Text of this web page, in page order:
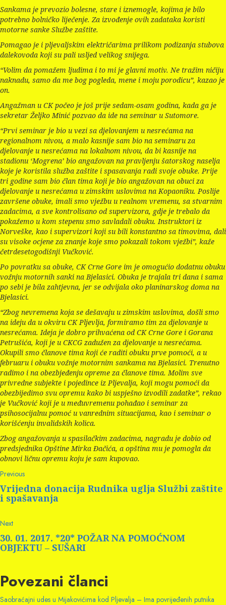
Sankama je prevozio bolesne, stare i iznemogle, kojima je bilo
potrebno bolničko liječenje. Za izvođenje ovih zadataka koristi
motorne sanke Službe zaštite.
Pomagao je i pljevaljskim električarima prilikom podizanja stubova
dalekovoda koji su pali usljed velikog snijega.
“Volim da pomažem ljudima i to mi je glavni motiv. Ne tražim ničiju
naknadu, samo da me bog pogleda, mene i moju porodicu”, kazao je
on.
Angažman u CK počeo je još prije sedam-osam godina, kada ga je
sekretar Željko Minić pozvao da ide na seminar u Sutomore.
“Prvi seminar je bio u vezi sa djelovanjem u nesrećama na
regionalnom nivou, a malo kasnije sam bio na seminaru za
djelovanje u nesrećama na lokalnom nivou, da bi kasnije na
stadionu ‘Mogrena’ bio angažovan na pravljenju šatorskog naselja
koje je koristila služba zaštite i spasavanja radi svoje obuke. Prije
tri godine sam bio član tima koji je bio angažovan na obuci za
djelovanje u nesrećama u zimskim uslovima na Kopaoniku. Poslije
završene obuke, imali smo vježbu u realnom vremenu, sa stvarnim
zadacima, a sve kontrolisano od supervizora, gdje je trebalo da
pokažemo u kom stepenu smo savladali obuku. Instruktori iz
Norveške, kao i supervizori koji su bili konstantno sa timovima, dali
su visoke ocjene za znanje koje smo pokazali tokom vježbi”, kaže
četrdesetogodišnji Vučković.
Po povratku sa obuke, CK Crne Gore im je omogućio dodatnu obuku
vožnju motornih sanki na Bjelasici. Obuka je trajala tri dana i sama
po sebi je bila zahtjevna, jer se odvijala oko planinarskog doma na
Bjelasici.
“Zbog nevremena koja se dešavaju u zimskim uslovima, došli smo
na ideju da u okviru CK Pljevlja, formiramo tim za djelovanje u
nesrećama. Ideja je dobro prihvaćena od CK Crne Gore i Gorana
Petrušića, koji je u CKCG zadužen za djelovanje u nesrećama.
Okupili smo članove tima koji će raditi obuku prve pomoći, a u
februaru i obuku vožnje motornim sankama na Bjelasici. Trenutno
radimo i na obezbjeđenju opreme za članove tima. Molim sve
privredne subjekte i pojedince iz Pljevalja, koji mogu pomoći da
obezbijedimo svu opremu kako bi uspješno izvodili zadatke”, rekao
je Vučković koji je u međuvremenu pohađao i seminar za
psihosocijalnu pomoć u vanrednim situacijama, kao i seminar o
korišćenju invalidskih kolica.
Zbog angažovanja u spasilačkim zadacima, nagradu je dobio od
predsjednika Opštine Mirka Đačića, a opština mu je pomogla da
obnovi ličnu opremu koju je sam kupovao.
Continue
Reading
PreviousPrevious
post:
Vrijedna donacija Rudnika uglja Službi zaštite
i spašavanja
NextNext
post:
30. 01. 2017. *20* POŽAR NA POMOĆNOM
OBJEKTU – SUŠARI
Povezani članci
Saobraćajni udes u Mijakovićima kod Pljevalja – Ima povrijeđenih putnika